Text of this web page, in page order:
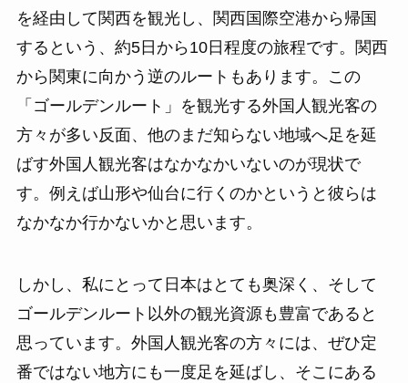
を経由して関西を観光し、関西国際空港から帰国
するという、約5日から10日程度の旅程です。関西
から関東に向かう逆のルートもあります。この
「ゴールデンルート」を観光する外国人観光客の
方々が多い反面、他のまだ知らない地域へ足を延
ばす外国人観光客はなかなかいないのが現状で
す。例えば山形や仙台に行くのかというと彼らは
なかなか行かないかと思います。
しかし、私にとって日本はとても奥深く、そして
ゴールデンルート以外の観光資源も豊富であると
思っています。外国人観光客の方々には、ぜひ定
番ではない地方にも一度足を延ばし、そこにある